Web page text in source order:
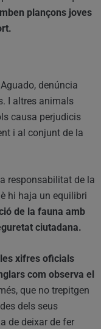
plançons joves
denúncia
I altres animals
causa perjudicis
i al conjunt de la
responsabilitat de la
hi haja un equilibri
de la fauna amb
ciutadana.
les xifres oficials
com observa el
que no trepitgen
dels seus
de deixar de fer